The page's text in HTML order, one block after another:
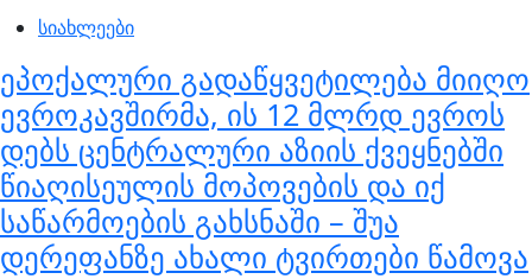
სიახლეები
ეპოქალური გადაწყვეტილება მიიღო
ევროკავშირმა, ის 12 მლრდ ევროს
დებს ცენტრალური აზიის ქვეყნებში
წიაღისეულის მოპოვების და იქ
საწარმოების გახსნაში – შუა
დერეფანზე ახალი ტვირთები წამოვა